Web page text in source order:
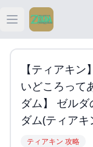
Open main menu
【ティアキ
いどころって
ダム】 ゼル
ダム(ティア
ティアキン 攻略